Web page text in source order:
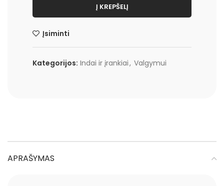
Į KREPŠELĮ
Įsiminti
Kategorijos: Indai ir įrankiai, Valgymui
APRAŠYMAS